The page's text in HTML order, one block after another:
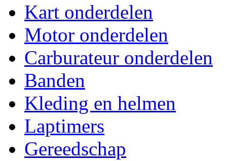
Kart onderdelen
Motor onderdelen
Carburateur onderdelen
Banden
Kleding en helmen
Laptimers
Gereedschap